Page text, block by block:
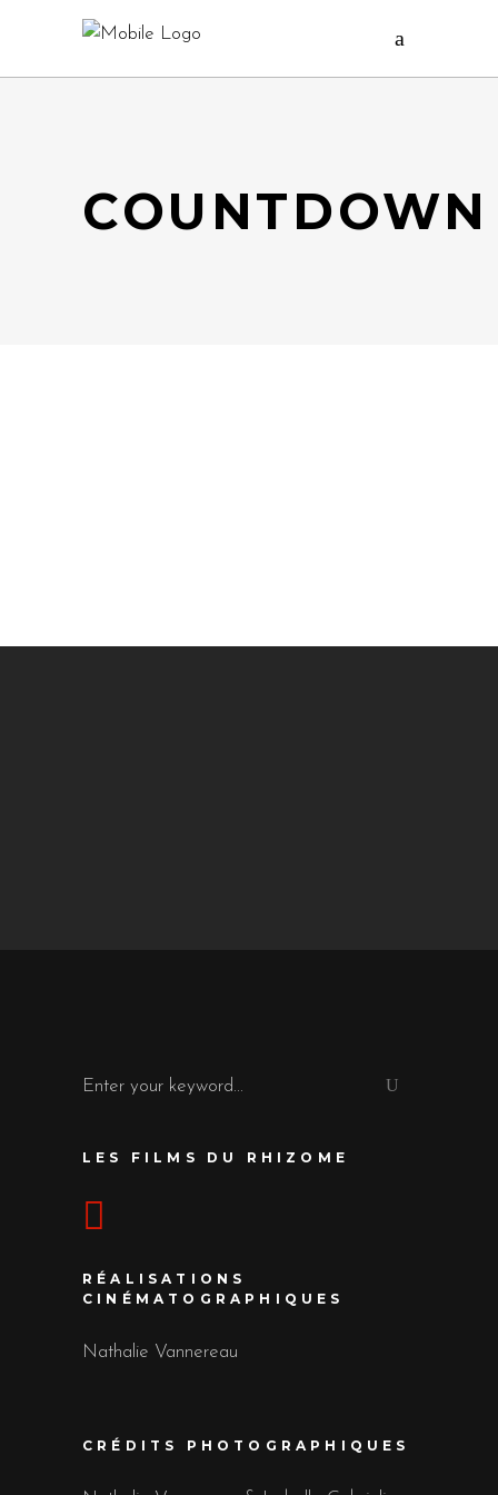
COUNTDOWN
for:
LES FILMS DU RHIZOME
RÉALISATIONS
CINÉMATOGRAPHIQUES
Nathalie Vannereau
CRÉDITS PHOTOGRAPHIQUES